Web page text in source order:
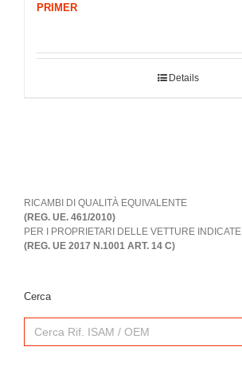
PRIMER
Details
RICAMBI DI QUALITÀ EQUIVALENTE
(REG. UE. 461/2010)
PER I PROPRIETARI DELLE VETTURE INDICATE
(REG. UE 2017 N.1001 ART. 14 C)
Cerca
Search
for: